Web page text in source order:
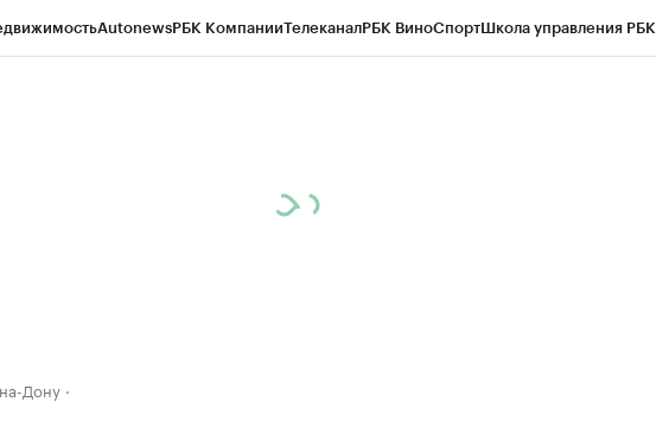
AutonewsРБК КомпанииТелеканалРБК ВиноСпортШкола управления РБК
Дону